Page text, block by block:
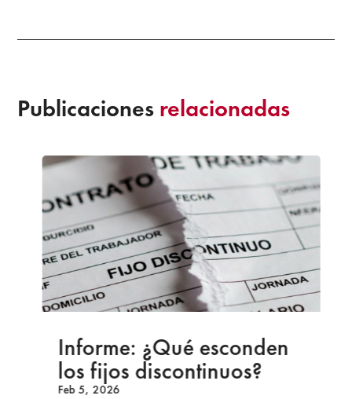
Publicaciones relacionadas
Informe: ¿Qué esconden
los fijos discontinuos?
Feb 5, 2026